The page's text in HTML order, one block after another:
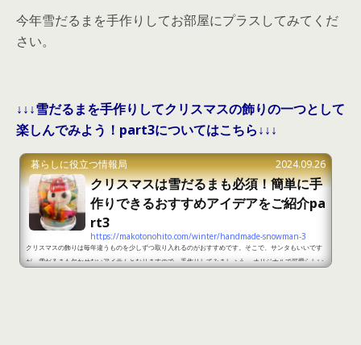
今年雪だるまを手作りしてお部屋にプラスしてみてくだ
さい。
↓↓↓雪だるまを手作りしてクリスマスの飾りの一つとして
楽しんでみよう！part3についてはこちら↓↓↓
暮らしに役立つ情報局 2024.09.26
クリスマスは雪だるまも必須！簡単に手
作りできるおすすめアイデアをご紹介pa
rt3
https://makotonohito.com/winter/handmade-snowman-3
クリスマスの飾りは毎年違うものを少しずつ取り入れるのがおすすめです。そこで、サンタもいいです
が、雪だるまも欠かせないアイテムとなりますので、手作りしてみましょう。 オリジナルで可愛らしい